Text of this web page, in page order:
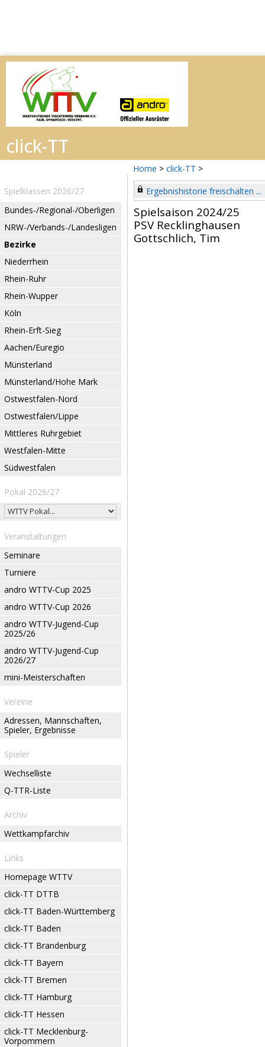
Home > click-TT >
Spielklassen 2026/27
Bundes-/Regional-/Oberligen
NRW-/Verbands-/Landesligen
Bezirke
Niederrhein
Rhein-Ruhr
Rhein-Wupper
Köln
Rhein-Erft-Sieg
Aachen/Euregio
Münsterland
Münsterland/Hohe Mark
Ostwestfalen-Nord
Ostwestfalen/Lippe
Mittleres Ruhrgebiet
Westfalen-Mitte
Südwestfalen
Pokal 2026/27
Veranstaltungen
Seminare
Turniere
andro WTTV-Cup 2025
andro WTTV-Cup 2026
andro WTTV-Jugend-Cup
2025/26
andro WTTV-Jugend-Cup
2026/27
mini-Meisterschaften
Vereine
Adressen, Mannschaften,
Spieler, Ergebnisse
Spieler
Wechselliste
Q-TTR-Liste
Archiv
Wettkampfarchiv
Links
Homepage WTTV
click-TT DTTB
click-TT Baden-Württemberg
click-TT Baden
click-TT Brandenburg
click-TT Bayern
click-TT Bremen
click-TT Hamburg
click-TT Hessen
click-TT Mecklenburg-
Vorpommern
Ergebnishistorie freischalten ...
Spielsaison 2024/25
PSV Recklinghausen
Gottschlich, Tim